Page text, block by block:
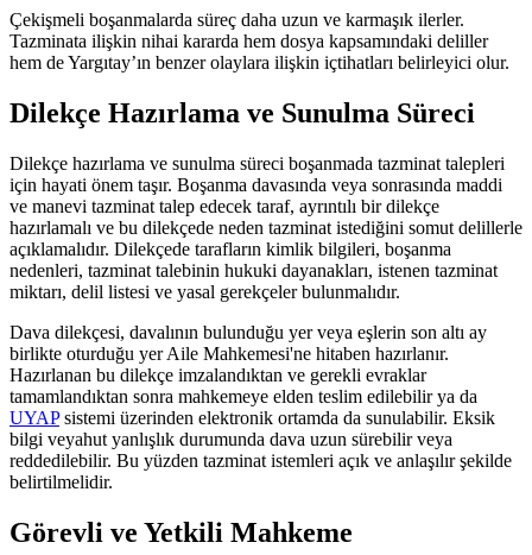
Çekişmeli boşanmalarda süreç daha uzun ve karmaşık ilerler.
Tazminata ilişkin nihai kararda hem dosya kapsamındaki deliller
hem de Yargıtay’ın benzer olaylara ilişkin içtihatları belirleyici olur.
Dilekçe Hazırlama ve Sunulma Süreci
Dilekçe hazırlama ve sunulma süreci boşanmada tazminat talepleri
için hayati önem taşır. Boşanma davasında veya sonrasında maddi
ve manevi tazminat talep edecek taraf, ayrıntılı bir dilekçe
hazırlamalı ve bu dilekçede neden tazminat istediğini somut delillerle
açıklamalıdır. Dilekçede tarafların kimlik bilgileri, boşanma
nedenleri, tazminat talebinin hukuki dayanakları, istenen tazminat
miktarı, delil listesi ve yasal gerekçeler bulunmalıdır.
Dava dilekçesi, davalının bulunduğu yer veya eşlerin son altı ay
birlikte oturduğu yer Aile Mahkemesi'ne hitaben hazırlanır.
Hazırlanan bu dilekçe imzalandıktan ve gerekli evraklar
tamamlandıktan sonra mahkemeye elden teslim edilebilir ya da
UYAPsistemi üzerinden elektronik ortamda da sunulabilir. Eksik
bilgi veyahut yanlışlık durumunda dava uzun sürebilir veya
reddedilebilir. Bu yüzden tazminat istemleri açık ve anlaşılır şekilde
belirtilmelidir.
Görevli ve Yetkili Mahkeme